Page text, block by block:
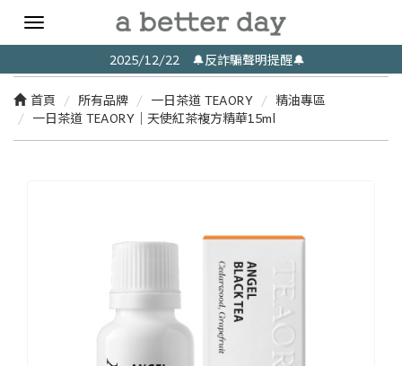
Toggle
navigation
2025/12/22 🔔反詐騙聲明提醒🔔
首頁 所有品牌 一日茶道 TEAORY
精油專區
一日茶道 TEAORY｜天使紅茶複方精華15ml